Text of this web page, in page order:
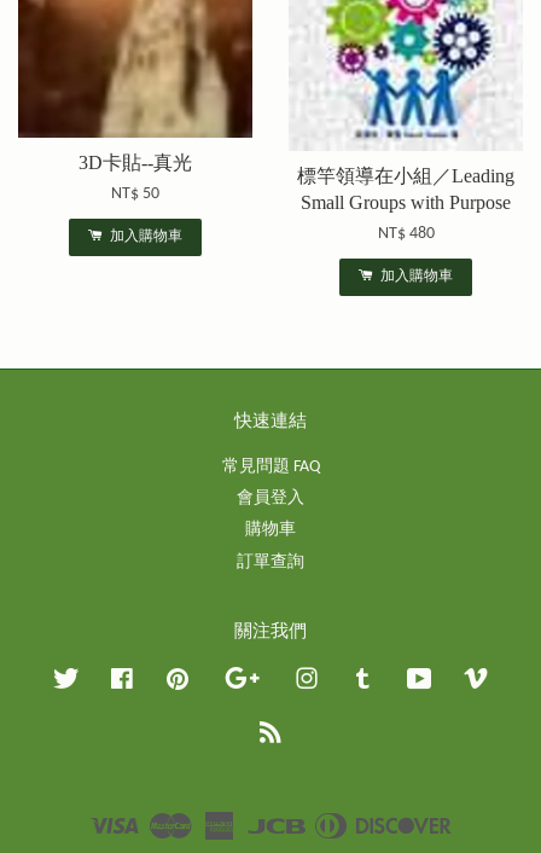
3D卡貼--真光
NT$ 50
加入購物車
標竿領導在小組／Leading
Small Groups with Purpose
NT$ 480
加入購物車
快速連結
常見問題 FAQ
會員登入
購物車
訂單查詢
關注我們
Twitter Facebook Pinterest Google InstagramTumblr YouTube
Visa Master
American
JCB
Diners